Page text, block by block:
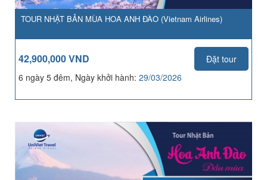
TOUR NHẬT BẢN MÙA HOA ANH ĐÀO (Vietnam Airlines)
42,900,000 VND
Đặt tour
6 ngày 5 đêm, Ngày khởi hành: 29/03/2026